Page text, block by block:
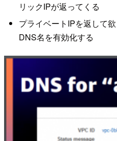
リックIPが返ってくる
プライベートIPを返して
DNS名を有効化する